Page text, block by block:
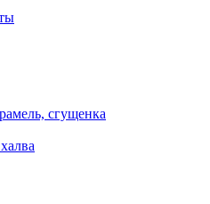
сгущенка